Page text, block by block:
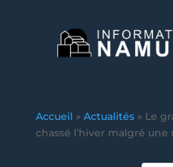
Accueil » Actualités » Le
chassé l’hiver malgré une